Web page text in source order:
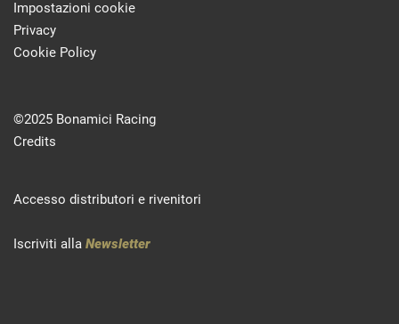
Impostazioni cookie
Privacy
Cookie Policy
©2025 Bonamici Racing
Credits
Accesso distributori e rivenitori
Iscriviti alla Newsletter